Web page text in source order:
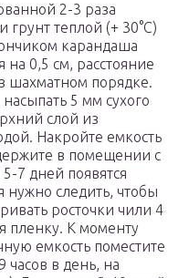
2-3 раза
грунт теплой (+ 30°С)
карандаша
на 0,5 см, расстояние
шахматном порядке.
5 мм сухого
слой из
Накройте емкость
в помещении с
7 дней появятся
нужно следить, чтобы
росточки чили 4
пленку. К моменту
емкость поместите
часов в день, на